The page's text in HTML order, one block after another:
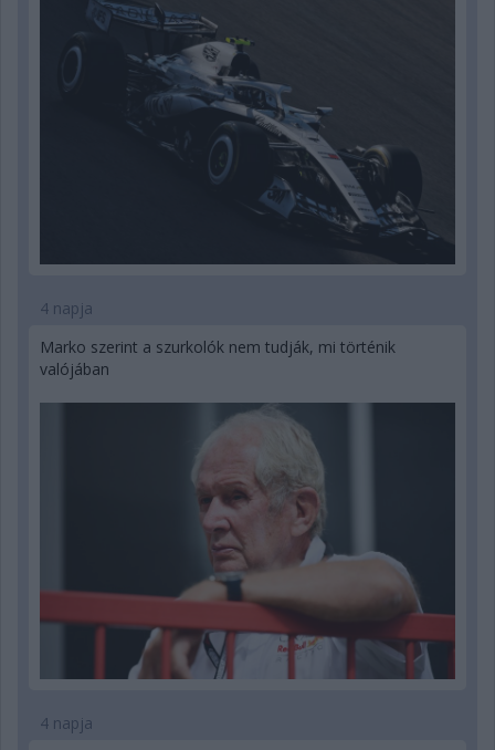
4 napja
Marko szerint a szurkolók nem tudják, mi történik
valójában
4 napja